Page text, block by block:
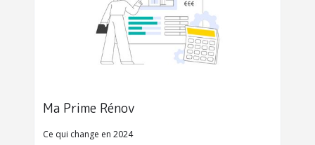
Ma Prime Rénov
Ce qui change en 2024